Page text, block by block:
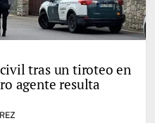
tras un tiroteo en
agente resulta